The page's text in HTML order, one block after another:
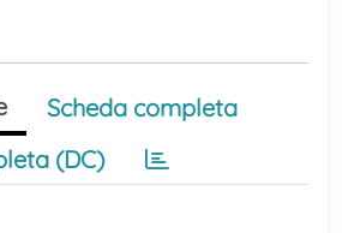
Scheda completa
(DC)